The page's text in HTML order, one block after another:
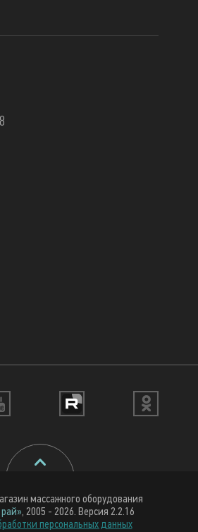
массажного оборудования
, 2005 - 2026. Версия 2.2.16
персональных данных